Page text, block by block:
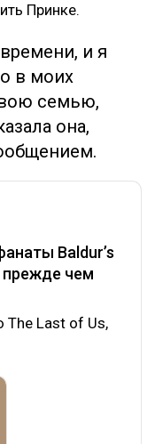
Принке.
и я
в моих
семью,
она,
Baldur’s
прежде чем
The Last of Us,